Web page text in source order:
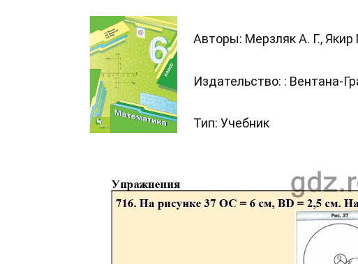
Авторы: Мерзляк А. Г.,
Издательство: : Вентана-
Тип: Учебник